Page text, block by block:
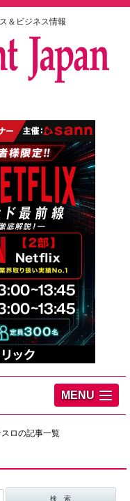
＆ビジネス情報
MENU
ロの記事一覧